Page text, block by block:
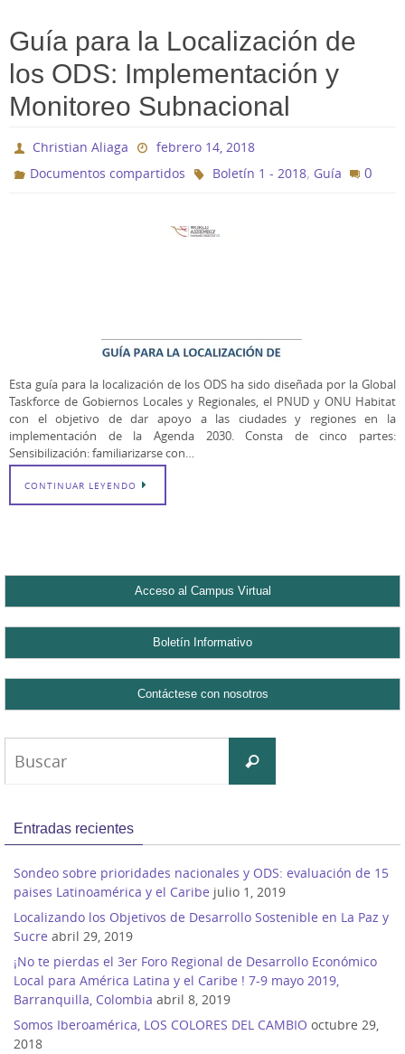
Guía para la Localización de
los ODS: Implementación y
Monitoreo Subnacional
Christian Aliaga
febrero 14, 2018
Documentos compartidos
Boletín 1 - 2018, Guía 0
Esta guía para la localización de los ODS ha sido diseñada por la Global
Taskforce de Gobiernos Locales y Regionales, el PNUD y ONU Habitat
con el objetivo de dar apoyo a las ciudades y regiones en la
implementación de la Agenda 2030. Consta de cinco partes:
Sensibilización: familiarizarse con…
CONTINUAR LEYENDO
Buscar
Entradas recientes
Sondeo sobre prioridades nacionales y ODS: evaluación de 15
paises Latinoamérica y el Caribe julio 1, 2019
Localizando los Objetivos de Desarrollo Sostenible en La Paz y
Sucre abril 29, 2019
¡No te pierdas el 3er Foro Regional de Desarrollo Económico
Local para América Latina y el Caribe ! 7-9 mayo 2019,
Barranquilla, Colombia abril 8, 2019
Somos Iberoamérica, LOS COLORES DEL CAMBIO octubre 29,
2018